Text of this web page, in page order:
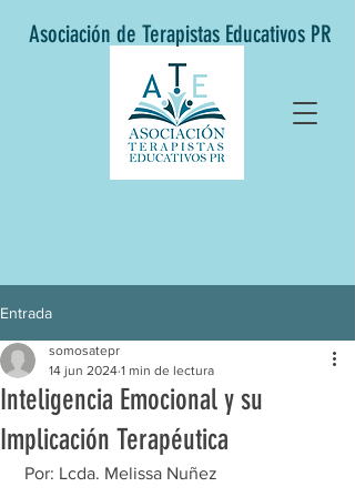
Asociación de Terapistas Educativos PR
Entrada
Inteligencia Emocional y su
Implicación Terapéutica
somosatepr
14 jun 2024 1 min de lectura
Por: Lcda. Melissa Nuñez